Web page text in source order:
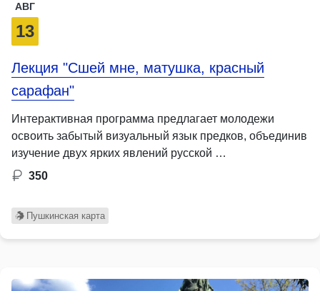
АВГ
13
Лекция "Сшей мне, матушка, красный
сарафан"
Интерактивная программа предлагает молодежи
освоить забытый визуальный язык предков, объединив
изучение двух ярких явлений русской …
350
Пушкинская карта